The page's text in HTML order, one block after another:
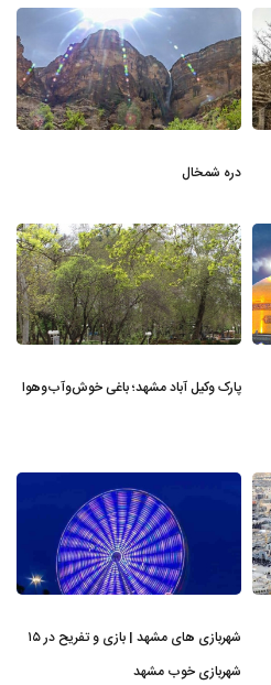
دره شمخال
پارک وکیل آباد مشهد؛ باغی خوش‌وآب‌وهوا
شهربازی های مشهد | بازی و تفریح در ۱۵
شهربازی خوب مشهد